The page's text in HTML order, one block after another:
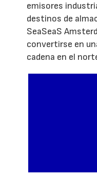
emisores
destinos de
SeaSeaS
convertirse en
cadena en el